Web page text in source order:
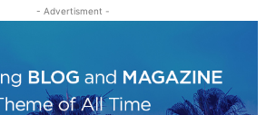
- Advertisment -